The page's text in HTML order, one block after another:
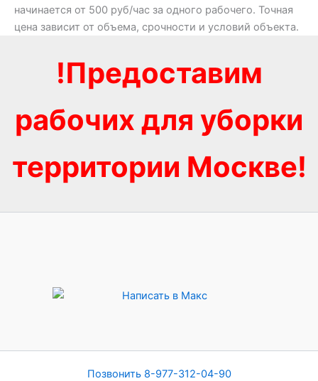
начинается от 500 руб/час за одного рабочего. Точная
цена зависит от объема, срочности и условий объекта.
!Предоставим
рабочих для уборки
территории Москве!
Позвонить 8-977-312-04-90